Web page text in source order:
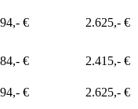
€ 2.625,- €
€
2.415,- €
€
2.625,- €